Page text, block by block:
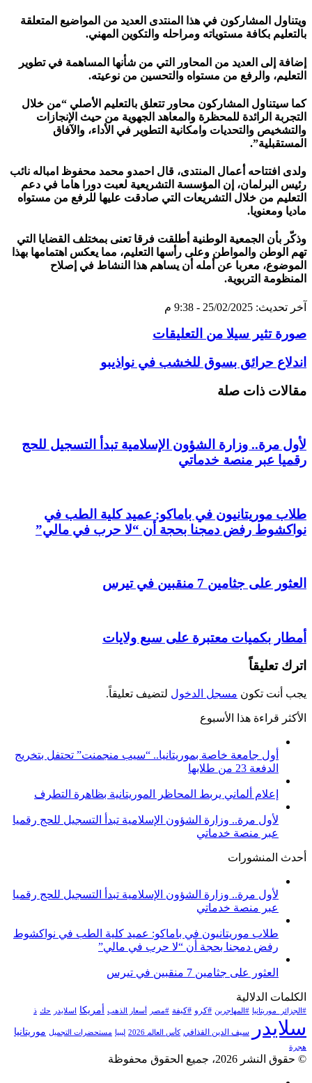
ويتناول المشاركون في هذا المنتدى العديد من المواضيع المتعلقة
بالتعليم بكافة مستوياته ومراحله والتكوين المهني.
إضافة إلى العديد من المحاور التي من شأنها المساهمة في تطوير
التعليم، والرفع من مستواه والتحسين من نوعيته.
كما سيتناول المشاركون محاور تتعلق بالتعليم الأصلي “من خلال
التجربة الرائدة للمحظرة والمعاهد الجهوية من حيث الإنجازات
والتشخيص والتحديات وامكانية التطوير في الأداء، والآفاق
المستقبلية”.
ولدى افتتاحه أعمال المنتدى، قال احمدو محمد محفوظ امباله نائب
رئيس البرلمان، إن المؤسسة التشريعية لعبت دورا هاما في دعم
التعليم من خلال التشريعات التي صادقت عليها للرفع من مستواه
ماديا ومعنويا.
وذكّر بأن الجمعية الوطنية أطلقت فرقا تعنى بمختلف القضايا التي
تهم الوطن والمواطن وعلى رأسها التعليم، مما يعكس اهتمامها بهذا
الموضوع، معربا عن أمله أن يساهم هذا النشاط في إصلاح
المنظومة التربوية.
آخر تحديث: 25/02/2025 - 9:38 م
صورة تثير سيلا من التعليقات
اندلاع حرائق بسوق للخشب في نواذيبو
مقالات ذات صلة
لأول مرة.. وزارة الشؤون الإسلامية تبدأ التسجيل للحج
رقميا عبر منصة خدماتي
طلاب موريتانيون في باماكو: عميد كلية الطب في
نواكشوط رفض دمجنا بحجة أن “لا حرب في مالي”
العثور على جثامين 7 منقبين في تيرس
أمطار بكميات معتبرة على سبع ولايات
اترك تعليقاً
يجب أنت تكون مسجل الدخول لتضيف تعليقاً.
الأكثر قراءة هذا الأسبوع
أول جامعة خاصة بموريتانيا.. “سيب منجمنت” تحتفل بتخريج
الدفعة 23 من طلابها
إعلام ألماني يربط المحاظر الموريتانية بظاهرة التطرف
لأول مرة.. وزارة الشؤون الإسلامية تبدأ التسجيل للحج رقميا
عبر منصة خدماتي
أحدث المنشورات
لأول مرة.. وزارة الشؤون الإسلامية تبدأ التسجيل للحج رقميا
عبر منصة خدماتي
طلاب موريتانيون في باماكو: عميد كلية الطب في نواكشوط
رفض دمجنا بحجة أن “لا حرب في مالي”
العثور على جثامين 7 منقبين في تيرس
الكلمات الدلالية
#الجزائر_موريتانيا #المهاجرين #كرو #كيفة #مصر أسعار الذهب أمريكا اسلايدر حك ذ
سلايدر سيف الدين القذافي كأس العالم 2026 ليبيا مستحضرات التجميل موريتانيا
هجرة
© حقوق النشر 2026، جميع الحقوق محفوظة